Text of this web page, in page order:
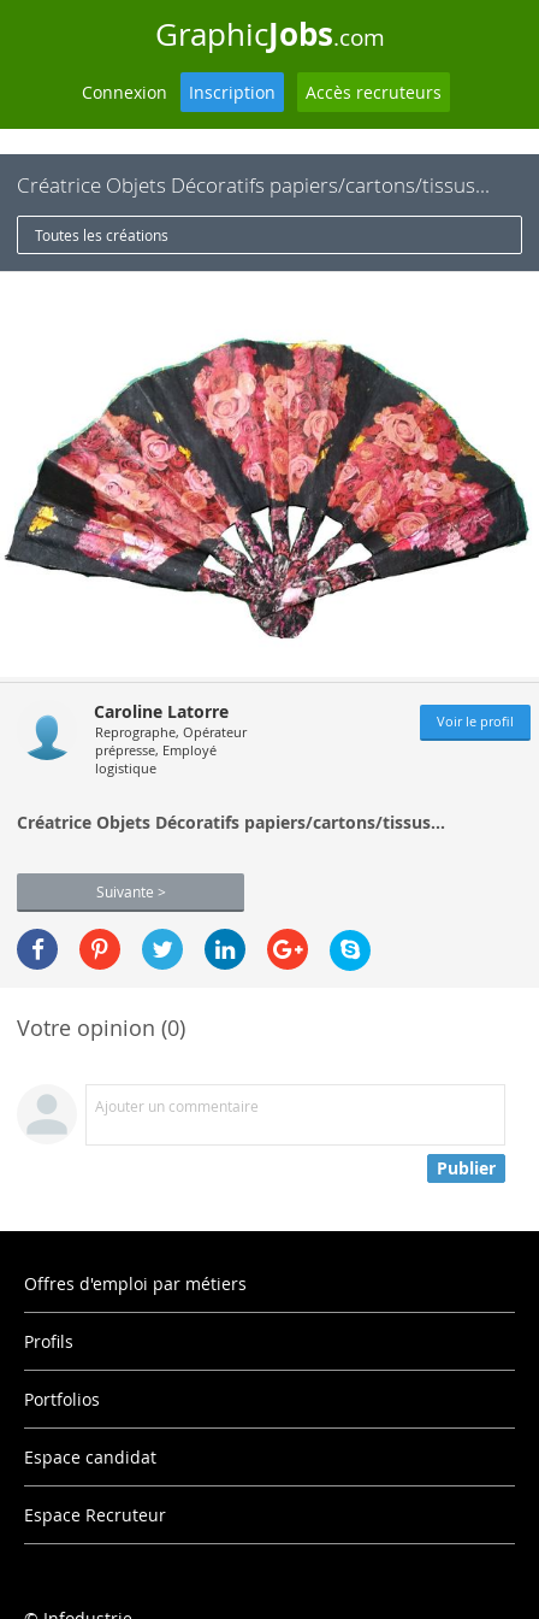
GraphicJobs.com
Connexion Inscription Accès recruteurs
Créatrice Objets Décoratifs papiers/cartons/tissus...
Toutes les créations
Caroline Latorre
Reprographe, Opérateur
prépresse, Employé
logistique
Voir le profil
Créatrice Objets Décoratifs papiers/cartons/tissus...
Suivante >
Votre opinion (0)
Ajouter un commentaire
Publier
Offres d'emploi par métiers
Profils
Portfolios
Espace candidat
Espace Recruteur